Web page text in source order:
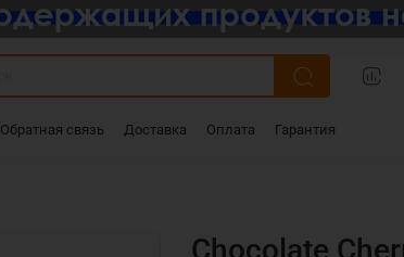
Обратная связь Доставка Оплата Гарантия
Chocolate